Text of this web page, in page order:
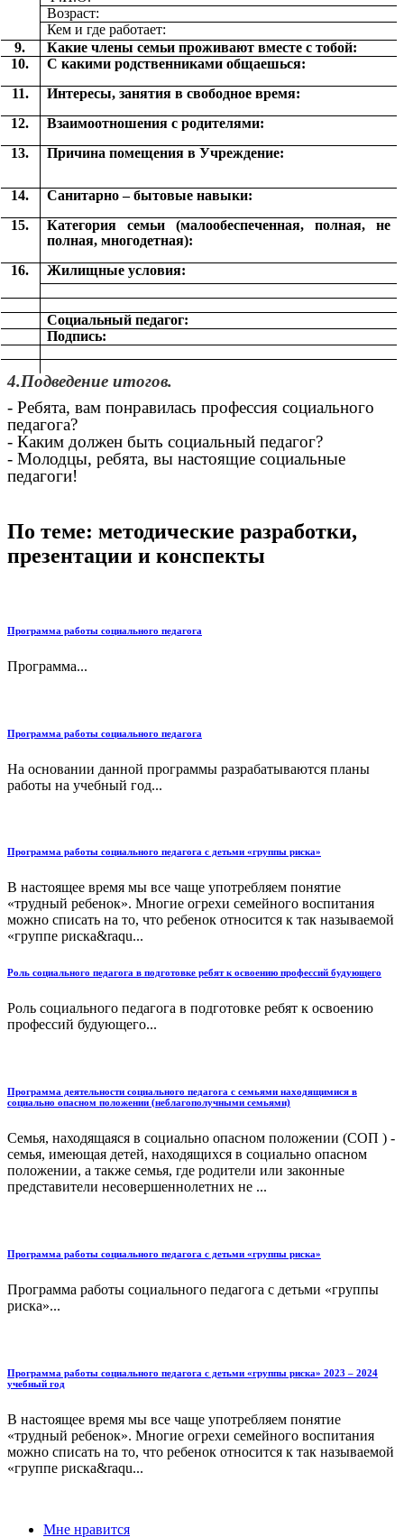
Возраст:
Кем и где работает:
9.
Какие члены семьи проживают вместе с тобой:
10.
С какими родственниками общаешься:
11.
Интересы, занятия в свободное время:
12.
Взаимоотношения с родителями:
13.
Причина помещения в Учреждение:
14.
Санитарно – бытовые навыки:
15.
Категория семьи (малообеспеченная, полная, не
полная, многодетная):
16.
Жилищные условия:
Социальный педагог:
Подпись:
4.Подведение итогов.
- Ребята, вам понравилась профессия социального
педагога?
- Каким должен быть социальный педагог?
- Молодцы, ребята, вы настоящие социальные
педагоги!
По теме: методические разработки,
презентации и конспекты
Программа работы социального педагога
Программа...
Программа работы социального педагога
На основании данной программы разрабатываются планы
работы на учебный год...
Программа работы социального педагога с детьми «группы риска»
В настоящее время мы все чаще употребляем понятие
«трудный ребенок». Многие огрехи семейного воспитания
можно списать на то, что ребенок относится к так называемой
«группе риска&raqu...
Роль социального педагога в подготовке ребят к освоению профессий будующего
Роль социального педагога в подготовке ребят к освоению
профессий будующего...
Программа деятельности социального педагога с семьями находящимися в
социально опасном положении (неблагополучными семьями)
Семья, находящаяся в социально опасном положении (СОП ) -
семья, имеющая детей, находящихся в социально опасном
положении, а также семья, где родители или законные
представители несовершеннолетних не ...
Программа работы социального педагога с детьми «группы риска»
Программа работы социального педагога с детьми «группы
риска»...
Программа работы социального педагога с детьми «группы риска» 2023 – 2024
учебный год
В настоящее время мы все чаще употребляем понятие
«трудный ребенок». Многие огрехи семейного воспитания
можно списать на то, что ребенок относится к так называемой
«группе риска&raqu...
Мне нравится